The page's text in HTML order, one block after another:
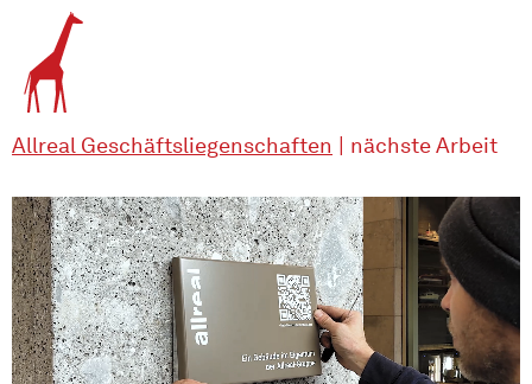
Allreal Geschäftsliegenschaften nächste Arbeit